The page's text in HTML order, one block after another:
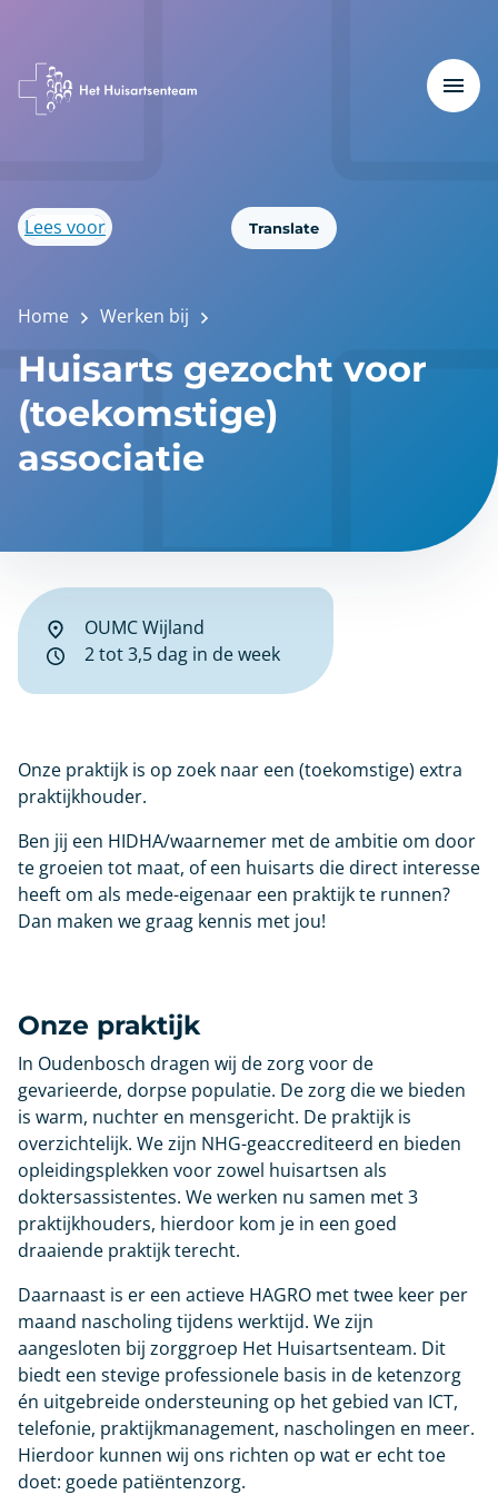
Lees voor Translate
Home Werken bij
Huisarts gezocht voor
(toekomstige)
associatie
OUMC Wijland
2 tot 3,5 dag in de week
Onze praktijk is op zoek naar een (toekomstige) extra
praktijkhouder.
Ben jij een HIDHA/waarnemer met de ambitie om door
te groeien tot maat, of een huisarts die direct interesse
heeft om als mede-eigenaar een praktijk te runnen?
Dan maken we graag kennis met jou!
Onze praktijk
In Oudenbosch dragen wij de zorg voor de
gevarieerde, dorpse populatie. De zorg die we bieden
is warm, nuchter en mensgericht. De praktijk is
overzichtelijk. We zijn NHG-geaccrediteerd en bieden
opleidingsplekken voor zowel huisartsen als
doktersassistentes. We werken nu samen met 3
praktijkhouders, hierdoor kom je in een goed
draaiende praktijk terecht.
Daarnaast is er een actieve HAGRO met twee keer per
maand nascholing tijdens werktijd. We zijn
aangesloten bij zorggroep Het Huisartsenteam. Dit
biedt een stevige professionele basis in de ketenzorg
én uitgebreide ondersteuning op het gebied van ICT,
telefonie, praktijkmanagement, nascholingen en meer.
Hierdoor kunnen wij ons richten op wat er echt toe
doet: goede patiëntenzorg.